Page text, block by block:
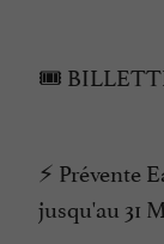
🎟
⚡ Prévente
jusqu'au 31